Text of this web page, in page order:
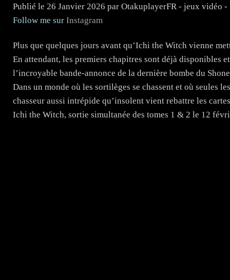
Publié le 26 Janvier 2026 par OtakuplayerFR - jeux vidéo -
Follow me sur Instagram
Plus que quelques jours avant qu’Ichi the Witch vienne
En attendant, les premiers chapitres sont déjà disponibles
l’incroyable bande-annonce de la dernière bombe du
Dans un monde où les sortilèges se chassent et où seules
chasseur aussi intrépide qu’insolent vient rebattre les
Ichi the Witch, sortie simultanée des tomes 1 & 2 le 12